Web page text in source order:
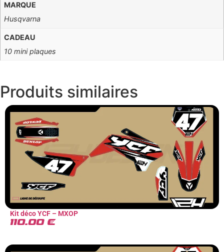
MARQUE
Husqvarna
CADEAU
10 mini plaques
Produits similaires
Kit déco YCF – MXOP
110.00 €